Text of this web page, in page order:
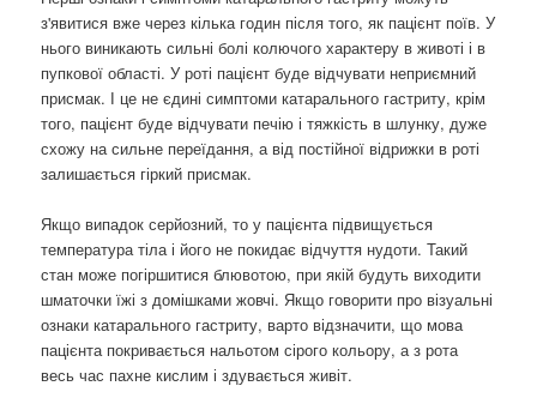
з'явитися вже через кілька годин після того, як пацієнт поїв. У
нього виникають сильні болі колючого характеру в животі і в
пупкової області. У роті пацієнт буде відчувати неприємний
присмак. І це не єдині симптоми катарального гастриту, крім
того, пацієнт буде відчувати печію і тяжкість в шлунку, дуже
схожу на сильне переїдання, а від постійної відрижки в роті
залишається гіркий присмак.
Якщо випадок серйозний, то у пацієнта підвищується
температура тіла і його не покидає відчуття нудоти. Такий
стан може погіршитися блювотою, при якій будуть виходити
шматочки їжі з домішками жовчі. Якщо говорити про візуальні
ознаки катарального гастриту, варто відзначити, що мова
пацієнта покривається нальотом сірого кольору, а з рота
весь час пахне кислим і здувається живіт.